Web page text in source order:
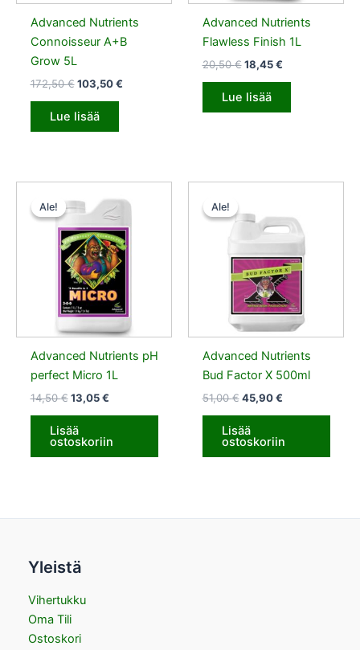
Advanced Nutrients
Connoisseur A+B
Grow 5L
172,50€ 103,50€
Lue lisää
Advanced Nutrients
Flawless Finish 1L
20,50€ 18,45€
Lue lisää
Ale!
Ale!
Advanced Nutrients pH
perfect Micro 1L
14,50€
hinta
oli:
14,50 €.
13,05€
hinta
on:
13,05 €.
Lisää
ostoskoriin
Ale!
Ale!
Advanced Nutrients
Bud Factor X 500ml
51,00€
oli:
51,00 €.
45,90€
on:
45,90 €.
Lisää
ostoskoriin
Yleistä
Vihertukku
Oma Tili
Ostoskori